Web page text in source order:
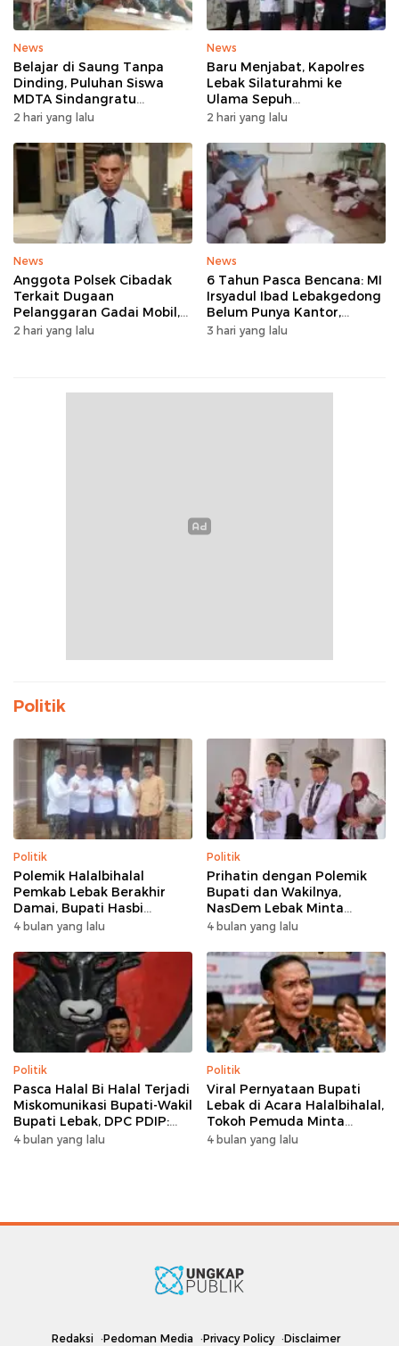
News
Belajar di Saung Tanpa
Dinding, Puluhan Siswa
MDTA Sindangratu
Panggarangan Bertahan
2 hari yang lalu
News
Baru Menjabat, Kapolres
Lebak Silaturahmi ke
Ulama Sepuh
Rangkasbitung
2 hari yang lalu
News
Anggota Polsek Cibadak
Terkait Dugaan
Pelanggaran Gadai Mobil,
Kasus Ditangani Bid
2 hari yang lalu
News
6 Tahun Pasca Bencana: MI
Irsyadul Ibad Lebakgedong
Belum Punya Kantor,
Belajar Tanpa Meja-Kursi
3 hari yang lalu
Politik
Politik
Polemik Halalbihalal
Pemkab Lebak Berakhir
Damai, Bupati Hasbi
Sambangi Kediaman
4 bulan yang lalu
Politik
Prihatin dengan Polemik
Bupati dan Wakilnya,
NasDem Lebak Minta
Saling Introspeksi
4 bulan yang lalu
Politik
Pasca Halal Bi Halal Terjadi
Miskomunikasi Bupati-Wakil
Bupati Lebak, DPC PDIP:
Kami Tetap Solid dan Akan
4 bulan yang lalu
Politik
Viral Pernyataan Bupati
Lebak di Acara Halalbihalal,
Tokoh Pemuda Minta
Bersatu hingga Usul
4 bulan yang lalu
Redaksi Pedoman Media Privacy Policy Disclaimer